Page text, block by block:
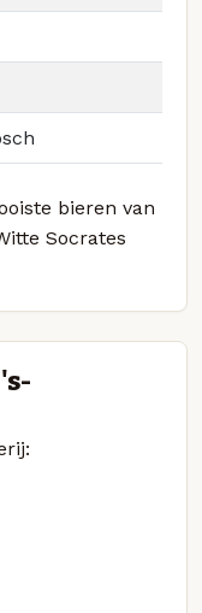
bieren van
Socrates